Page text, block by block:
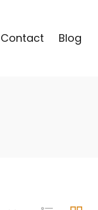
Contact Blog